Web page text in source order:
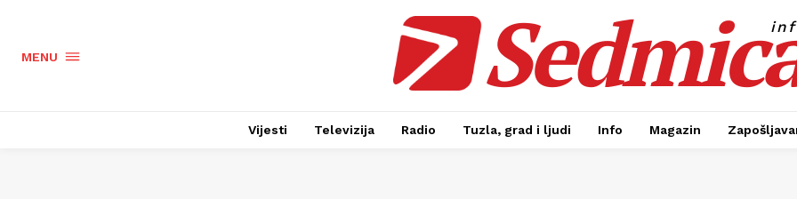
MENU
Vijesti Televizija Radio Tuzla, grad i ljudi Info Magazin